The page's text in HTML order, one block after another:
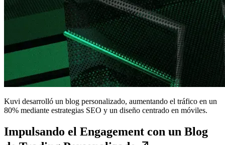
Kuvi desarrolló un blog personalizado, aumentando el tráfico en un
80% mediante estrategias SEO y un diseño centrado en móviles.
Impulsando el Engagement con un Blog